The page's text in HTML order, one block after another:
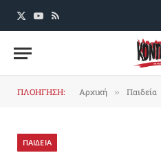
X
YouTube
RSS
ΠΛΟΗΓΗΣΗ: Αρχική » Παιδεία
ΠΑΙΔΕΙΑ